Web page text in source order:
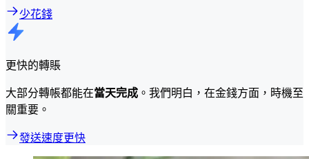
少花錢
更快的轉賬
大部分轉帳都能在當天完成 。我們明白，在金錢方面，時機至
關重要。
發送速度更快